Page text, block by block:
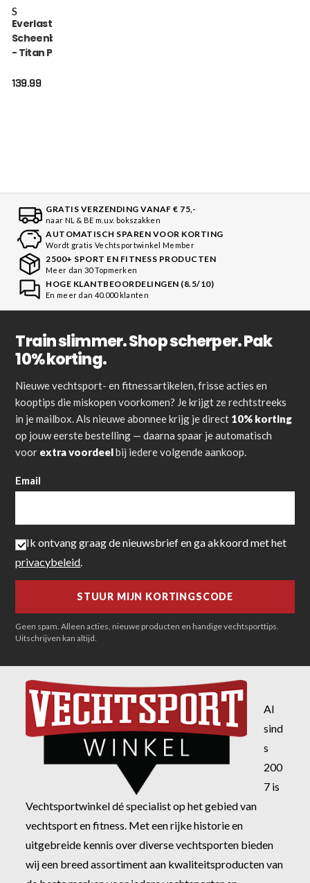
S
Everlast
Scheenbeschermer
- Titan Pro Instep -
139.99
GRATIS VERZENDING VANAF € 75,-
naar NL & BE m.u.v. bokszakken
AUTOMATISCH SPAREN VOOR KORTING
Wordt gratis Vechtsportwinkel Member
2500+ SPORT EN FITNESS PRODUCTEN
Meer dan 30 Topmerken
HOGE KLANTBEOORDELINGEN (8.5/10)
En meer dan 40.000 klanten
Train slimmer. Shop scherper. Pak
10% korting.
Nieuwe vechtsport- en fitnessartikelen, frisse acties en
kooptips die miskopen voorkomen? Je krijgt ze rechtstreeks
in je mailbox. Als nieuwe abonnee krijg je direct 10% korting
op jouw eerste bestelling — daarna spaar je automatisch
voor extra voordeelbij iedere volgende aankoop.
Email
Ik ontvang graag de nieuwsbrief en ga akkoord met het
privacybeleid.
Geen spam. Alleen acties, nieuwe producten en handige vechtsporttips.
Uitschrijven kan altijd.
Al
sind
s
200
7 is
Vechtsportwinkel dé specialist op het gebied van
vechtsport en fitness. Met een rijke historie en
uitgebreide kennis over diverse vechtsporten bieden
wij een breed assortiment aan kwaliteitsproducten van